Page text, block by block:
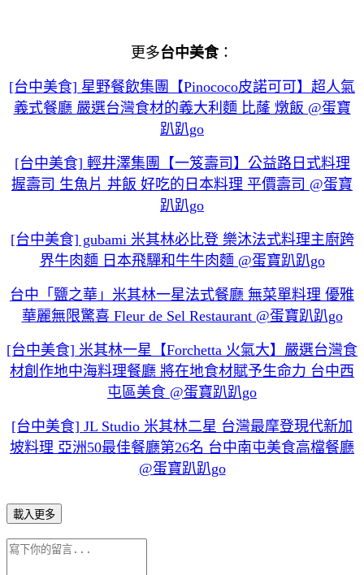
更多台中美食：
[台中美食] 星野餐飲集團【Pinococo皮諾可可】超人氣
義式餐廳 嚴選台灣食材的義大利麵 比蕯 燉飯 @蛋寶
趴趴go
[台中美食] 輕井澤集團【一笈壽司】公益路日式料理
握壽司 生魚片 丼飯 好吃的日本料理 平價壽司 @蛋寶
趴趴go
[台中美食] gubami 米其林必比登 樂沐法式料理主廚跨
界牛肉麵 日本飛驒和牛牛肉麵 @蛋寶趴趴go
台中「鹽之華」米其林一星法式餐廳 無菜單料理 優雅
華麗無限驚喜 Fleur de Sel Restaurant @蛋寶趴趴go
[台中美食] 米其林一星【Forchetta 火氣大】嚴選台灣食
材創作地中海料理餐廳 將在地食材賦予生命力 台中西
屯區美食 @蛋寶趴趴go
[台中美食] JL Studio 米其林二星 台灣最摩登現代新加
坡料理 亞洲50最佳餐廳第26名 台中南屯美食高檔餐廳
@蛋寶趴趴go
載入更多